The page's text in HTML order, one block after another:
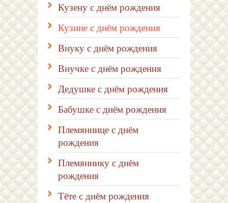
Кузену с днём рождения
Кузине с днём рождения
Внуку с днём рождения
Внучке с днём рождения
Дедушке с днём рождения
Бабушке с днём рождения
Племяннице с днём
рождения
Племяннику с днём
рождения
Тёте с днём рождения